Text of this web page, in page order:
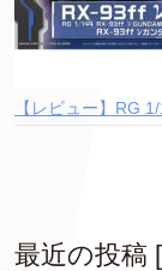
【レビュー】RG
最近の投稿